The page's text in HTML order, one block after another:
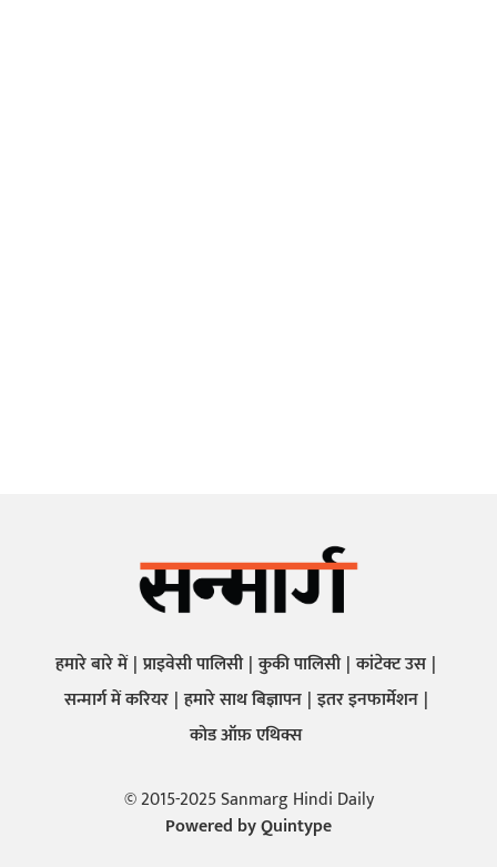
हमारे बारे में प्राइवेसी पालिसी कुकी पालिसी कांटेक्ट उस
सन्मार्ग में करियर हमारे साथ बिज्ञापन इतर इनफार्मेशन
कोड ऑफ़ एथिक्स
© 2015-2025 Sanmarg Hindi Daily
Powered byQuintype